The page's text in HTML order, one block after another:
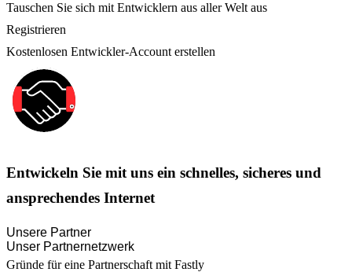
Tauschen Sie sich mit Entwicklern aus aller Welt aus
Registrieren
Kostenlosen Entwickler-Account erstellen
Entwickeln Sie mit uns ein schnelles, sicheres und
ansprechendes Internet
Unsere Partner
Unser Partnernetzwerk
Gründe für eine Partnerschaft mit Fastly